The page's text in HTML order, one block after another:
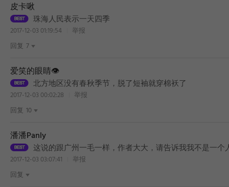
皮卡啾
珠海人民表示一天四季
2017-12-03 01:19:54
举报
回复 7
爱笑的眼睛👁️
北方地区没有春秋季节，脱了短袖就穿棉袄了
2017-12-03 00:02:28
举报
回复 10
潘潘Panly
这说的跟广州一毛一样，作者大大，请告诉我我不是一个
2017-12-03 03:07:41
举报
回复